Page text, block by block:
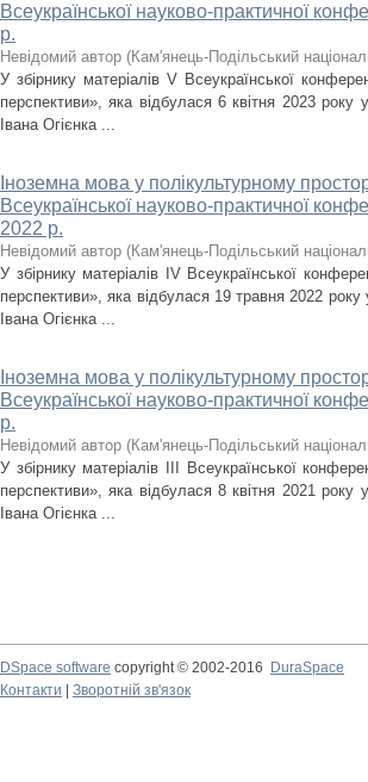
Всеукраїнської науково-практичної
р.
Невідомий автор (Кам'янець-Подільський
У збірнику матеріалів V Всеукраїнської
перспективи», яка відбулася 6 квітня 2023 року
Івана Огієнка ...
Іноземна мова у полікультурному
Всеукраїнської науково-практичної
2022 р.
Невідомий автор (Кам'янець-Подільський
У збірнику матеріалів IV Всеукраїнської
перспективи», яка відбулася 19 травня 2022 року
Івана Огієнка ...
Іноземна мова у полікультурному
Всеукраїнської науково-практичної
р.
Невідомий автор (Кам'янець-Подільський
У збірнику матеріалів IІІ Всеукраїнської
перспективи», яка відбулася 8 квітня 2021 року
Івана Огієнка ...
DSpace software copyright © 2002-2016
DuraSpace
Контакти
Зворотній зв'язок